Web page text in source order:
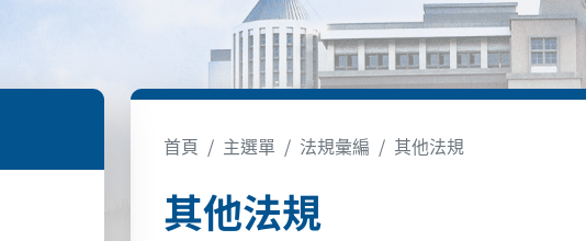
首頁 主選單 法規彙編 其他法規
其他法規